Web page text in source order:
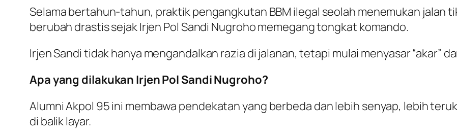
Selama bertahun-tahun, praktik pengangkutan BBM ilegal seolah menemukan jalan
berubah drastis sejak Irjen Pol Sandi Nugroho memegang tongkat komando.
Irjen Sandi tidak hanya mengandalkan razia di jalanan, tetapi mulai menyasar “akar”
Apa yang dilakukan Irjen Pol Sandi Nugroho?
Alumni Akpol 95 ini membawa pendekatan yang berbeda dan lebih senyap, lebih
di balik layar.